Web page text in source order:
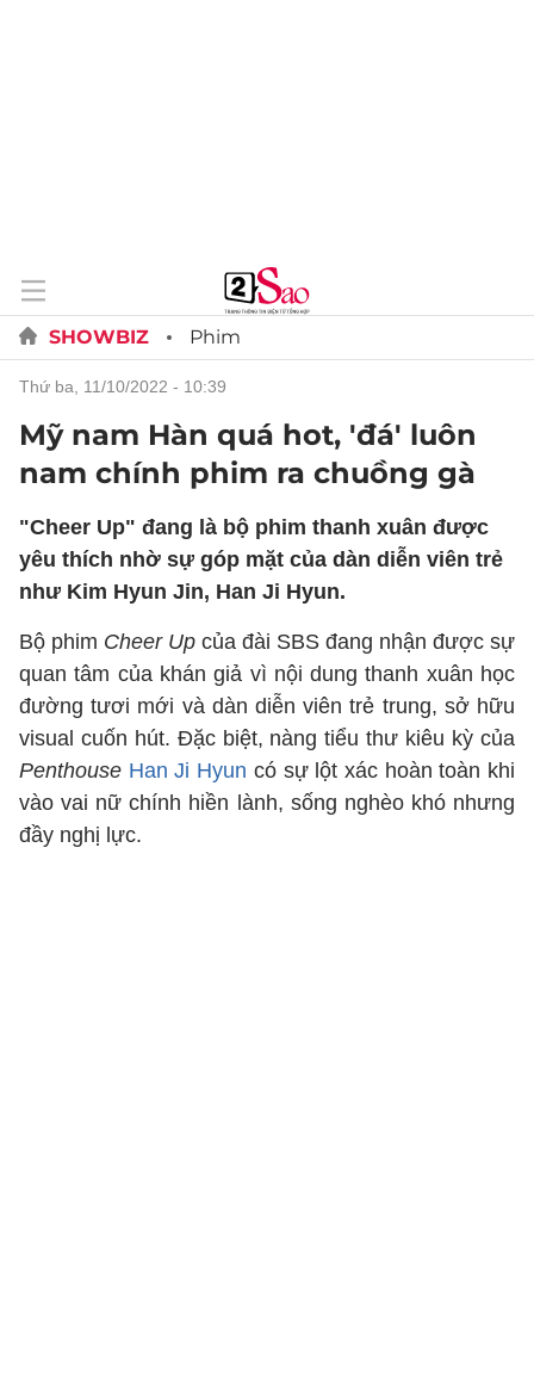
SHOWBIZ Phim
thứ ba, 11/10/2022 - 10:39
Mỹ nam Hàn quá hot, 'đá' luôn
nam chính phim ra chuồng gà
"Cheer Up" đang là bộ phim thanh xuân được
yêu thích nhờ sự góp mặt của dàn diễn viên trẻ
như Kim Hyun Jin, Han Ji Hyun.
Bộ phim Cheer Up của đài SBS đang nhận được sự
quan tâm của khán giả vì nội dung thanh xuân học
đường tươi mới và dàn diễn viên trẻ trung, sở hữu
visual cuốn hút. Đặc biệt, nàng tiểu thư kiêu kỳ của
Penthouse Han Ji Hyun có sự lột xác hoàn toàn khi
vào vai nữ chính hiền lành, sống nghèo khó nhưng
đầy nghị lực.